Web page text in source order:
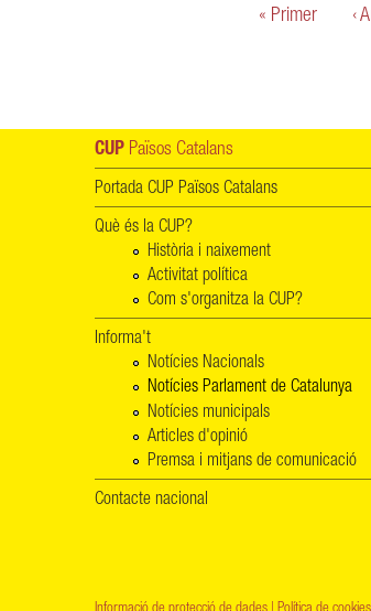
« Primer ‹
CUP Països Catalans
Portada CUP Països Catalans
Què és la CUP?
Història i naixement
Activitat política
Com s'organitza la CUP?
Informa't
Notícies Nacionals
Notícies Parlament de Catalunya
Notícies municipals
Articles d'opinió
Premsa i mitjans de comunicació
Contacte nacional